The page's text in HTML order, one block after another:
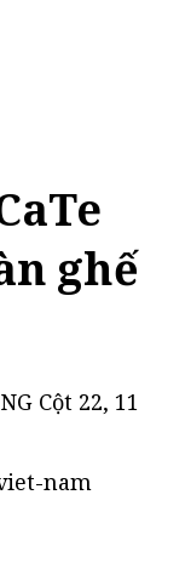
ghế
Cột 22, 11